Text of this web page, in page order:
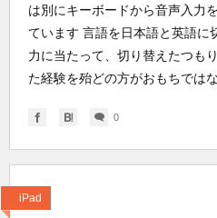
は別にキーボードから音声入力
ています 言語を日本語と英語に
力に当たって、切り替えたつも
た経験を殆どの方がおもちでは
0
iPad